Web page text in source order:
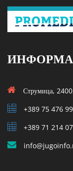
Струмица,
+389 75 476
+389 71 214